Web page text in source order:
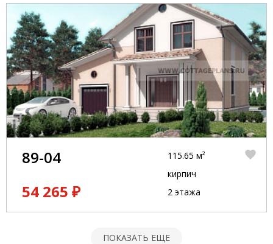
89-04
54 265 ₽
115.65 м²
кирпич
2 этажа
ПОКАЗАТЬ ЕЩЕ